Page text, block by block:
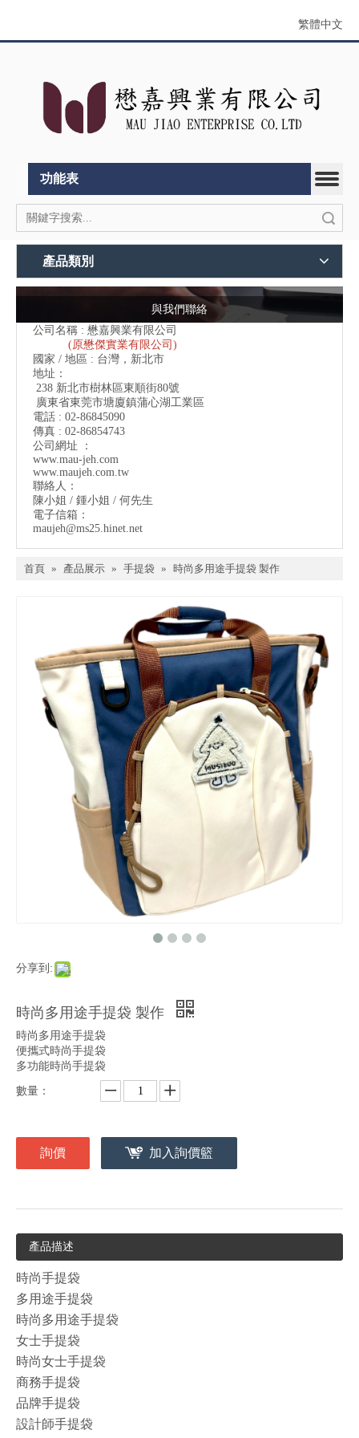
繁體中文
功能表
產品類別
與我們聯絡
公司名稱 : 懋嘉興業有限公司
(原懋傑實業有限公司)
國家 / 地區 : 台灣，新北市
地址：
238 新北市樹林區東順街80號
廣東省東莞市塘廈鎮蒲心湖工業區
電話 : 02-86845090
傳真 : 02-86854743
公司網址 ：
www.mau-jeh.com
www.maujeh.com.tw
聯絡人：
陳小姐 / 鍾小姐 / 何先生
電子信箱：
maujeh@ms25.hinet.net
首頁 » 產品展示 » 手提袋 » 時尚多用途手提袋 製作
分享到:
時尚多用途手提袋 製作
時尚多用途手提袋
便攜式時尚手提袋
多功能時尚手提袋
數量：
詢價 加入詢價籃
產品描述
時尚手提袋
多用途手提袋
時尚多用途手提袋
女士手提袋
時尚女士手提袋
商務手提袋
品牌手提袋
設計師手提袋